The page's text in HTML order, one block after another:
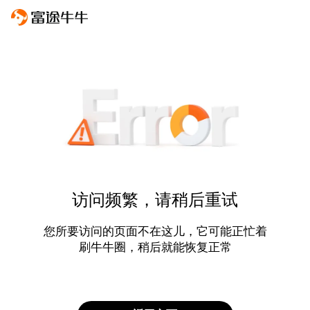
访问频繁，请稍后重试
您所要访问的页面不在这儿，它可能正忙着
刷牛牛圈，稍后就能恢复正常